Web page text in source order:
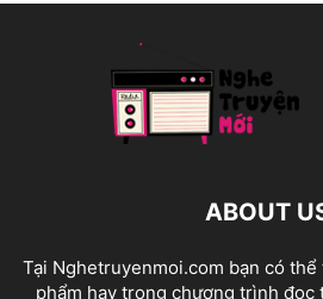
ABOUT
Tại Nghetruyenmoi.com bạn có
phẩm hay trong chương trình đọc